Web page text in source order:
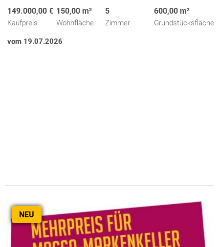
149.000,00 €
Kaufpreis
150,00 m²
Wohnfläche
5
Zimmer
600,00 m²
Grundstücksfläche
vom 19.07.2026
NEU